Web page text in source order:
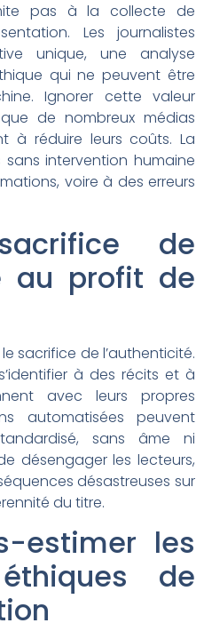
pas à la collecte de
Les journalistes
unique, une analyse
qui ne peuvent être
Ignorer cette valeur
de nombreux médias
à réduire leurs coûts. La
intervention humaine
voire à des erreurs
de
au profit de
sacrifice de l’authenticité.
à des récits et à
avec leurs propres
automatisées peuvent
sans âme ni
désengager les lecteurs,
désastreuses sur
du titre.
estimer les
de